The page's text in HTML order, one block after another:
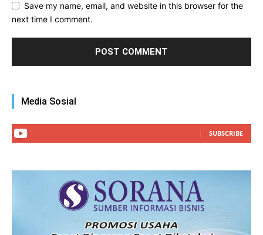
Save my name, email, and website in this browser for the
next time I comment.
Media Sosial
SUBSCRIBE